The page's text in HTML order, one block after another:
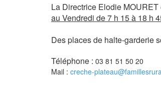
La Directrice Elodie
au Vendredi de 7 h 15 à 18 h
Des places de halte-garderie
Téléphone : 03 81 51 50 20
Mail : creche-